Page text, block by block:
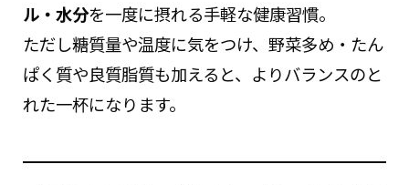
ル・水分を一度に摂れる手軽な健康習慣。
ただし糖質量や温度に気をつけ、野菜多め・たん
ぱく質や良質脂質も加えると、よりバランスのと
れた一杯になります。